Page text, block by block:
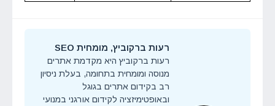
רעות ברקוביץ, מומחית SEO
רעות ברקוביץ היא מקדמת אתרים
מנוסה ומומחית בתחומה, בעלת ניסיון
רב בקידום אתרים בגוגל
ובאופטימיזציה לקידום אורגני במנועי